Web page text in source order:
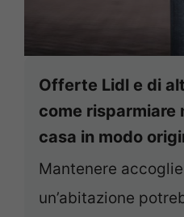
Offerte Lidl e di
come risparmiare
casa in modo
Mantenere
un’abitazione